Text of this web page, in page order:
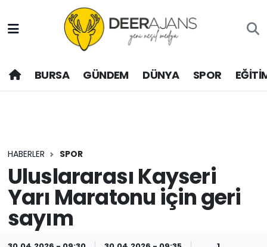
BURSA GÜNDEM DÜNYA SPOR
HABERLER SPOR
Uluslararası Kayseri
Yarı Maratonu için geri
sayım
Hava Durumu
Trafik Durumu
Son Dakika Haberleri
Haber Arşivi